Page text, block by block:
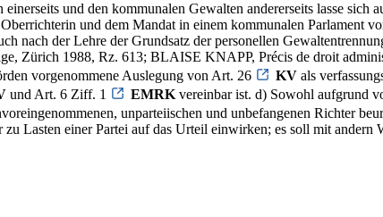
und den kommunalen Gewalten andererseits lasse sich
und dem Mandat in einem kommunalen Parlament
nach der Lehre der Grundsatz der personellen
1988, Rz. 613; BLAISE KNAPP, Précis de droit
vorgenommene Auslegung von Art. 26
KV als
und Art. 6 Ziff. 1 EMRK vereinbar ist. d) Sowohl aufgrund
unparteiischen und unbefangenen Richter
Lasten einer Partei auf das Urteil einwirken; es soll mit andern